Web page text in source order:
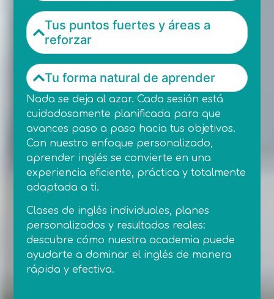
Tus puntos fuertes y áreas a
reforzar
Tu forma natural de aprender
Nada se deja al azar. Cada sesión está
cuidadosamente planificada para que
avances paso a paso hacia tus objetivos.
Con nuestro enfoque personalizado,
aprender inglés se convierte en una
experiencia eficiente, práctica y totalmente
adaptada a ti.
Clases de inglés individuales, planes
personalizados y resultados reales:
descubre cómo nuestra academia puede
ayudarte a dominar el inglés de manera
rápida y efectiva.